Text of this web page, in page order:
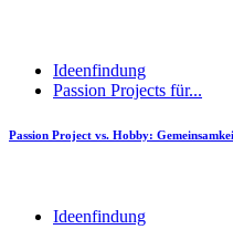
Ideenfindung
Passion Projects für...
Passion Project vs. Hobby:
Ideenfindung